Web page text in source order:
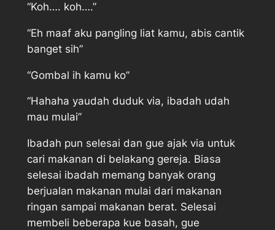
“Koh…. koh….”
“Eh maaf aku pangling liat kamu, abis cantik
banget sih”
“Gombal ih kamu ko”
“Hahaha yaudah duduk via, ibadah udah
mau mulai”
Ibadah pun selesai dan gue ajak via untuk
cari makanan di belakang gereja. Biasa
selesai ibadah memang banyak orang
berjualan makanan mulai dari makanan
ringan sampai makanan berat. Selesai
membeli beberapa kue basah, gue